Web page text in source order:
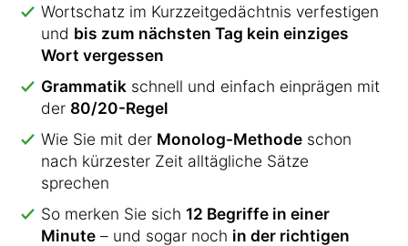
Wortschatz im Kurzzeitgedächtnis verfestigen
und bis zum nächsten Tag kein einziges
Wort vergessen
Grammatik schnell und einfach einprägen mit
der 80/20-Regel
Wie Sie mit der Monolog-Methode schon
nach kürzester Zeit alltägliche Sätze
sprechen
So merken Sie sich 12 Begriffe in einer
Minute – und sogar noch in der richtigen